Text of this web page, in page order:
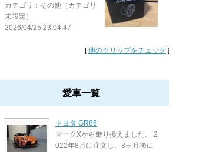
カテゴリ：その他（カテゴリ
未設定）
2026/04/25 23:04:47
[他のクリップをチェック ]
愛車一覧
トヨタ GR86
マークXから乗り換えました。 2
022年8月に注文し、8ヶ月後に